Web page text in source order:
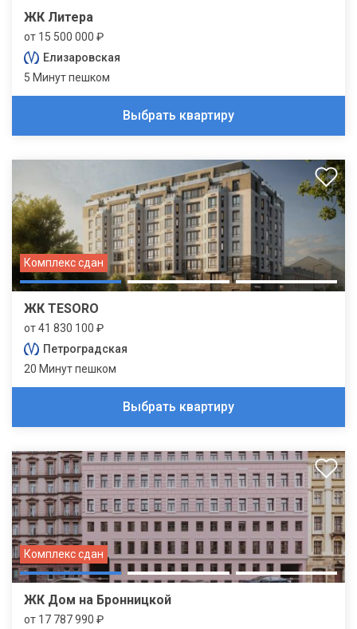
ЖК Литера
от 15 500 000 ₽
Елизаровская
5 Минут пешком
Выбрать квартиру
Комплекс сдан
ЖК TESORO
от 41 830 100 ₽
Петроградская
20 Минут пешком
Выбрать квартиру
Комплекс сдан
ЖК Дом на Бронницкой
от 17 787 990 ₽